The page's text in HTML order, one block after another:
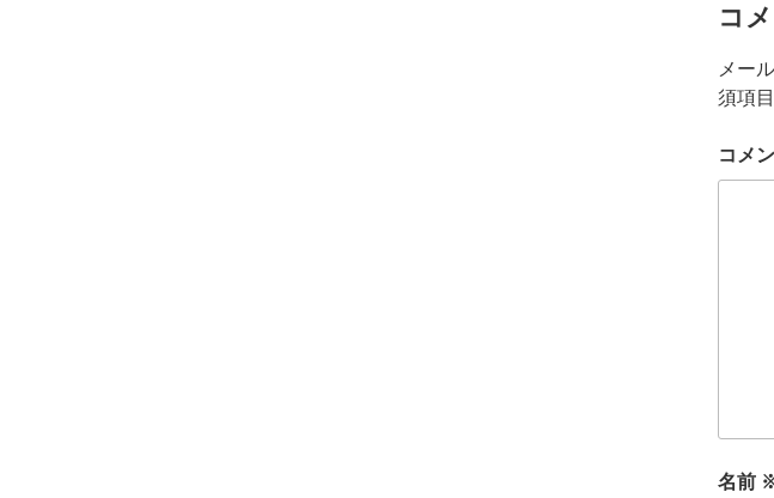
コ
メー
須項
コメ
名前